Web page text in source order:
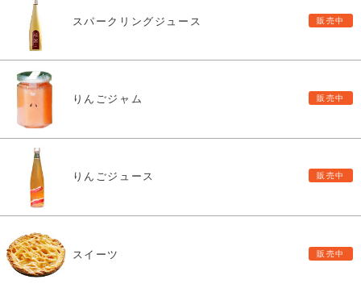
スパークリングジュース
りんごジャム
りんごジュース
スイーツ